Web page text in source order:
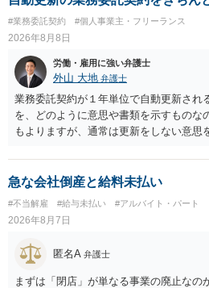
#業務委託契約 #個人事業主・フリーランス
2026年8月8日
労働・雇用に強い弁護士
外山 大地 弁護士
業務委託契約が１年単位で自動更新され
を、どのように意思や書類を示すもの
もよりますが、通常は更新をしない意思
の確保の他に何か企業側にメリットが
メリットは分かりかねますが、ご質問者
場であれば、自動更新で契約が延長さ
義務を負うことになるので（ご質問者様
う）、放置をすることは望ましい状態で
急な会社倒産と給料未払い
#不当解雇 #給与未払い #アルバイト・パート
2026年8月7日
匿名A 弁護士
まずは「閉店」が単なる事業の廃止なの